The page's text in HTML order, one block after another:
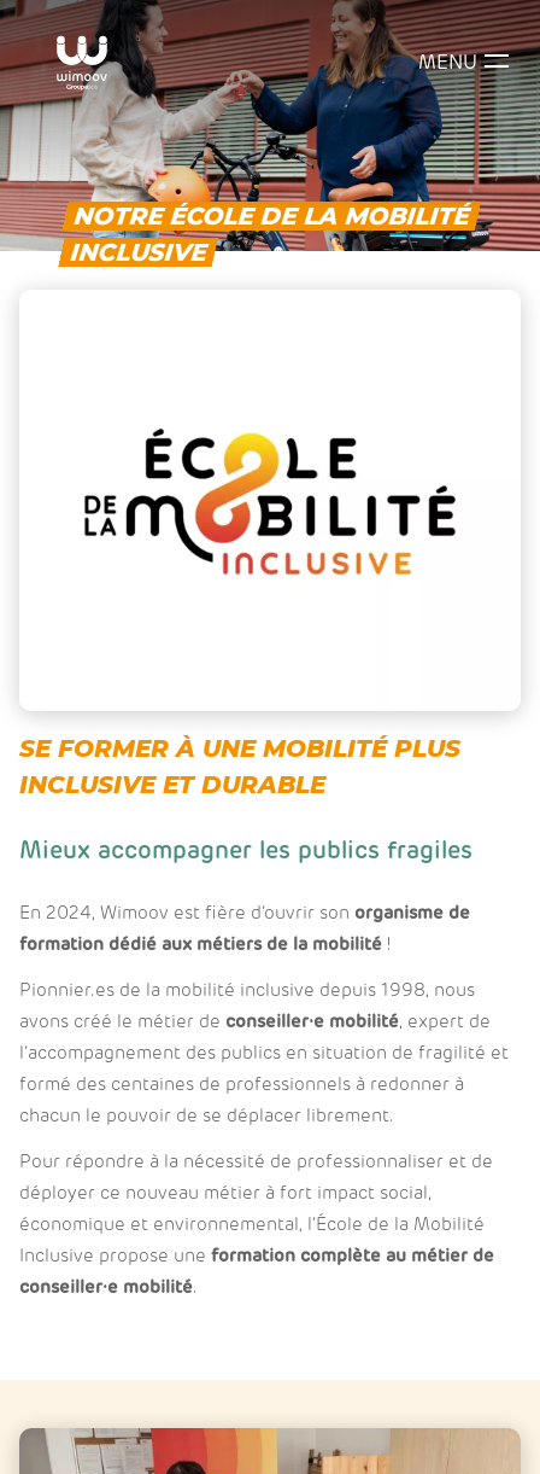
MENU
NOTRE ÉCOLE DE LA MOBILITÉ
INCLUSIVE
SE FORMER À UNE MOBILITÉ PLUS
INCLUSIVE ET DURABLE
Mieux accompagner les publics fragiles
En 2024, Wimoov est fière d’ouvrir son organisme de
formation dédié aux métiers de la mobilité !
Pionnier.es de la mobilité inclusive depuis 1998, nous
avons créé le métier de conseiller·e mobilité, expert de
l’accompagnement des publics en situation de fragilité et
formé des centaines de professionnels à redonner à
chacun le pouvoir de se déplacer librement.
Pour répondre à la nécessité de professionnaliser et de
déployer ce nouveau métier à fort impact social,
économique et environnemental, l’École de la Mobilité
Inclusive propose une formation complète au métier de
conseiller·e mobilité.